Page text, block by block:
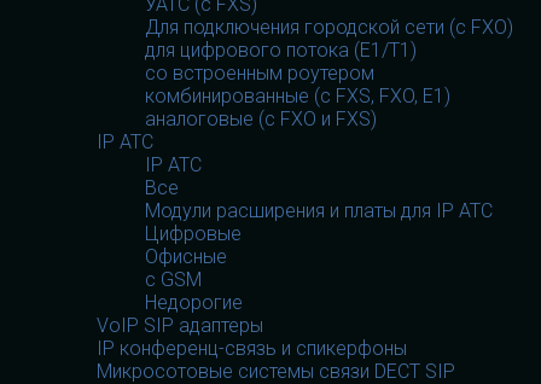
Для подключения городской сети (с FXO)
для цифрового потока (E1/T1)
со встроенным роутером
комбинированные (c FXS, FXO, E1)
аналоговые (с FXO и FXS)
IP АТС
IP АТС
Все
Модули расширения и платы для IP АТС
Цифровые
Офисные
с GSM
Недорогие
VoIP SIP адаптеры
IP конференц-связь и спикерфоны
Микросотовые системы связи DECT SIP